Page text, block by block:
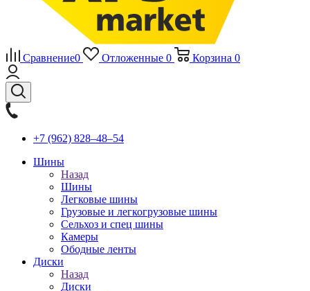
Сравнение0 Отложенные 0 Корзина 0
+7 (962) 828‒48‒54
Шины
Назад
Шины
Легковые шины
Грузовые и легкогрузовые шины
Сельхоз и спец шины
Камеры
Ободные ленты
Диски
Назад
Диски